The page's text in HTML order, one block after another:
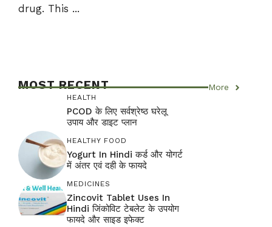
drug. This ...
MOST RECENT More
HEALTH
PCOD के लिए सर्वश्रेष्ठ घरेलू
उपाय और डाइट प्लान
HEALTHY FOOD
Yogurt In Hindi कर्ड और योगर्ट
में अंतर एवं दही के फायदे
MEDICINES
Zincovit Tablet Uses In
Hindi जिंकोविट टेबलेट के उपयोग
फायदे और साइड इफेक्ट